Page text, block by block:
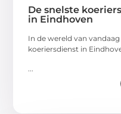
De snelste
in Eindhoven
In de wereld van
koeriersdienst in